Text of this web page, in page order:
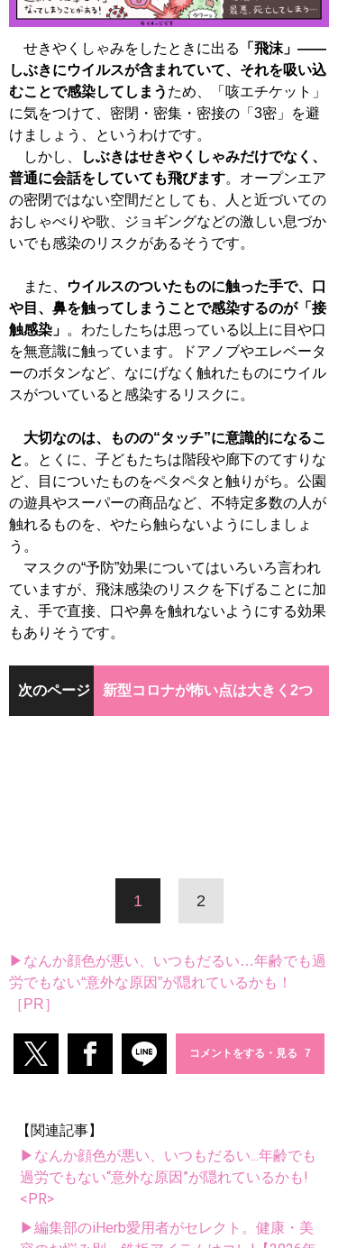
せきやくしゃみをしたときに出る
「飛沫」――
しぶきにウイルスが含まれていて、それを吸い込
むことで感染してしまう ため、「咳エチケット」
に気をつけて、密閉・密集・密接の「3密」を避
けましょう、というわけです。
しかし、
しぶきはせきやくしゃみだけでなく、
普通に会話をしていても飛びます。オープンエア
の密閉ではない空間だとしても、人と近づいての
おしゃべりや歌、ジョギングなどの激しい息づか
いでも感染のリスクがあるそうです。
また、
ウイルスのついたものに触った手で、口
や目、鼻を触ってしまうことで感染するのが「接
触感染」 。わたしたちは思っている以上に目や口
を無意識に触っています。ドアノブやエレベータ
ーのボタンなど、なにげなく触れたものにウイル
スがついていると感染するリスクに。
大切なのは、ものの“タッチ”に意識的になるこ
と 。とくに、子どもたちは階段や廊下のてすりな
ど、目についたものをペタペタと触りがち。公園
の遊具やスーパーの商品など、不特定多数の人が
触れるものを、やたら触らないようにしましょ
う。
マスクの“予防”効果についてはいろいろ言われ
ていますが、飛沫感染のリスクを下げることに加
え、手で直接、口や鼻を触れないようにする効果
もありそうです。
次のページ 新型コロナが怖い点は大きく2つ
1 2
▶なんか顔色が悪い、いつもだるい…年齢でも過
労でもない“意外な原因”が隠れているかも！
［PR］
コメントをする・見る
【関連記事】
▶なんか顔色が悪い、いつもだるい...年齢でも
過労でもない“意外な原因”が隠れているかも!
<PR>
▶編集部のiHerb愛用者がセレクト。健康・美